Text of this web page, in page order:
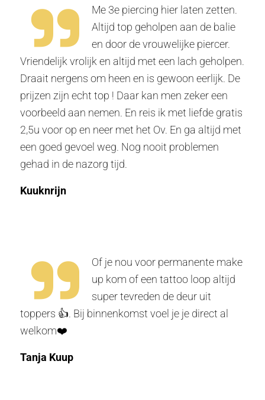
Me 3e piercing hier laten zetten.
Altijd top geholpen aan de balie
en door de vrouwelijke piercer.
Vriendelijk vrolijk en altijd met een lach geholpen.
Draait nergens om heen en is gewoon eerlijk. De
prijzen zijn echt top ! Daar kan men zeker een
voorbeeld aan nemen. En reis ik met liefde gratis
2,5u voor op en neer met het Ov. En ga altijd met
een goed gevoel weg. Nog nooit problemen
gehad in de nazorg tijd.
Kuuknrijn
Of je nou voor permanente make
up kom of een tattoo loop altijd
super tevreden de deur uit
toppers 👍. Bij binnenkomst voel je je direct al
welkom❤️
Tanja Kuup